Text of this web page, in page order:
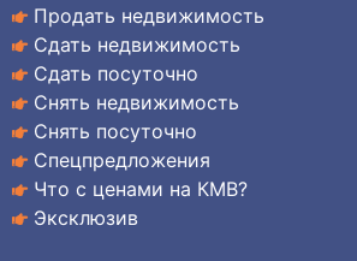
Продать недвижимость
Сдать недвижимость
Сдать посуточно
Снять недвижимость
Снять посуточно
Спецпредложения
Что с ценами на КМВ?
Эксклюзив